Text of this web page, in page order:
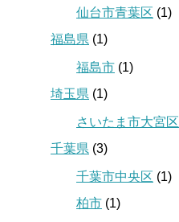
仙台市青葉区 (1)
福島県 (1)
福島市 (1)
埼玉県 (1)
さいたま市大宮区
千葉県 (3)
千葉市中央区 (1)
柏市 (1)